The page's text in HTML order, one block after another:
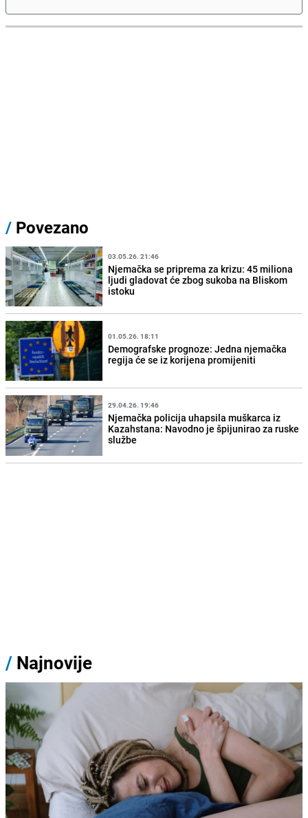
/ Povezano
03.05.26. 21:46
Njemačka se priprema za krizu: 45 miliona
ljudi gladovat će zbog sukoba na Bliskom
istoku
01.05.26. 18:11
Demografske prognoze: Jedna njemačka
regija će se iz korijena promijeniti
29.04.26. 19:46
Njemačka policija uhapsila muškarca iz
Kazahstana: Navodno je špijunirao za ruske
službe
/ Najnovije